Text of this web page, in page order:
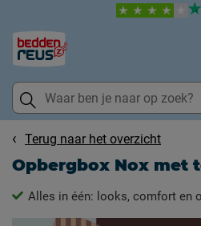
Terug naar het overzicht
Opbergbox Nox met
Alles in één: looks, comfort en